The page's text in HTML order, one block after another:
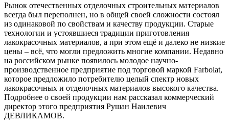
Рынок отечественных отделочных строительных материалов
всегда был переполнен, но в общей своей сложности состоял
из одинаковой по свойствам и качеству продукции. Старые
технологии и устоявшиеся традиции приготовления
лакокрасочных материалов, а при этом ещё и далеко не низкие
цены – всё, что могли предложить многие компании. Недавно
на российском рынке появилось молодое научно-
производственное предприятие под торговой маркой Farbolat,
которое предложило потребителю целый спектр новых
лакокрасочных и отделочных материалов высокого качества.
Подробнее о своей продукции нам рассказал коммерческий
директор этого предприятия Рушан Наилевич
ДЕВЛИКАМОВ.